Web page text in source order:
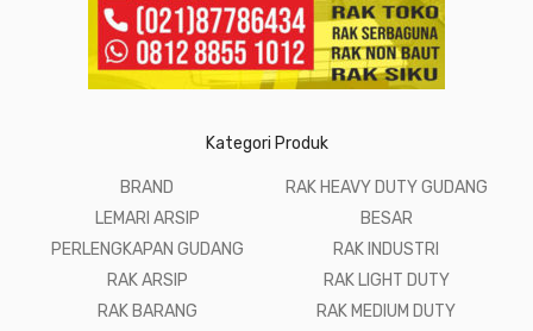
Kategori Produk
BRAND
LEMARI ARSIP
PERLENGKAPAN GUDANG
RAK ARSIP
RAK BARANG
RAK HEAVY DUTY GUDANG
BESAR
RAK INDUSTRI
RAK LIGHT DUTY
RAK MEDIUM DUTY